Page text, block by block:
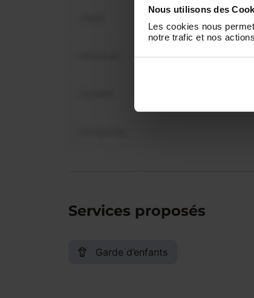
Nous utilisons des
Les cookies nous
notre trafic et nos
Services proposés
Garde d’enfants